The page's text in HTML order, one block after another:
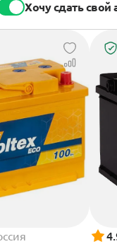
Хочу сдать свой